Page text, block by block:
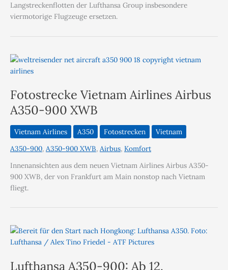
Langstreckenflotten der Lufthansa Group insbesondere
viermotorige Flugzeuge ersetzen.
Fotostrecke Vietnam Airlines Airbus
A350-900 XWB
Vietnam Airlines A350 Fotostrecken
Vietnam
A350-900, A350-900 XWB, Airbus, Komfort
Innenansichten aus dem neuen Vietnam Airlines Airbus A350-
900 XWB, der von Frankfurt am Main nonstop nach Vietnam
fliegt.
Lufthansa A350-900: Ab 12.